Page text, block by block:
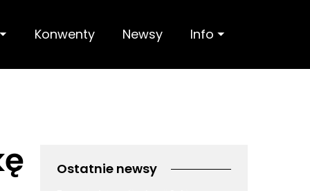
Konwenty Newsy Info ⏷
Ostatnie newsy